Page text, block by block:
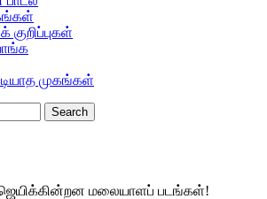
குறிப்புகள்
முகங்கள்
மலையாளப் படங்கள்!